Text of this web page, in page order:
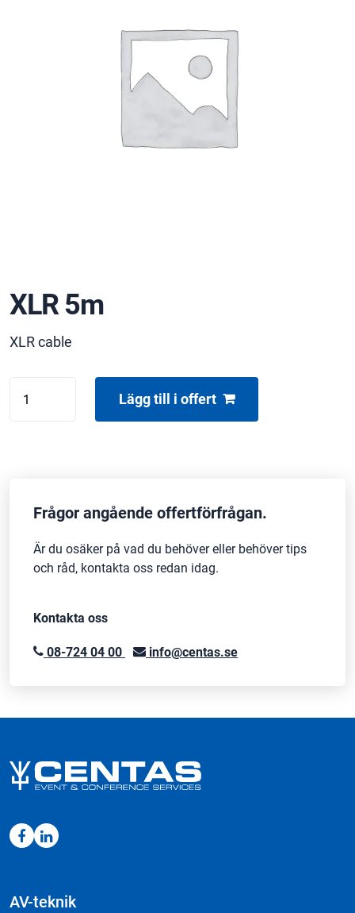
XLR 5m
XLR cable
5m
Lägg till i offert
Frågor angående offertförfrågan.
Är du osäker på vad du behöver eller behöver tips
och råd, kontakta oss redan idag.
Kontakta oss
08-724 04 00 info@centas.se
AV-teknik